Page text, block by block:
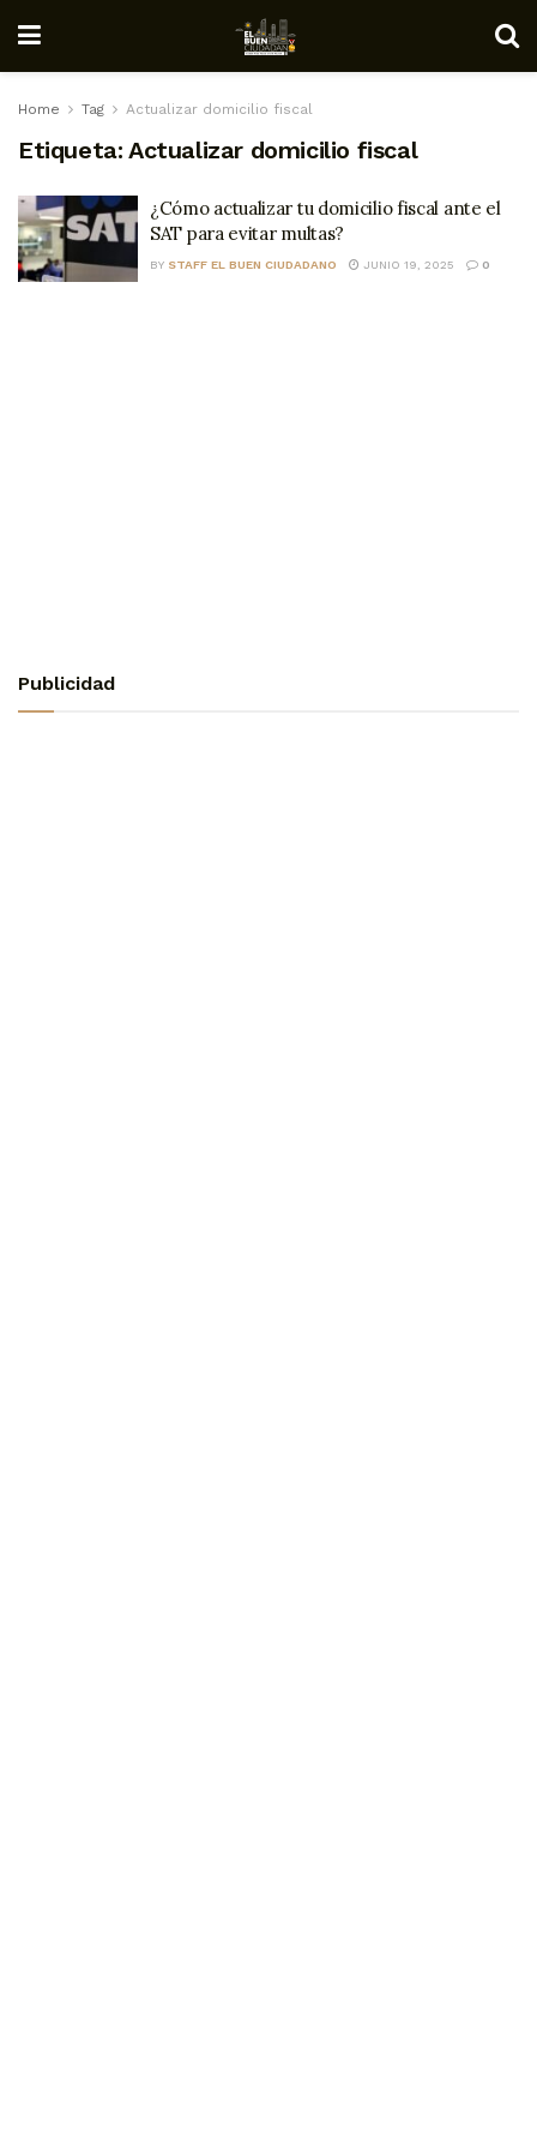
Home Tag Actualizar domicilio fiscal
Etiqueta: Actualizar domicilio fiscal
¿Cómo actualizar tu domicilio fiscal ante el
SAT para evitar multas?
BY STAFF EL BUEN CIUDADANO JUNIO 19, 2025 0
Publicidad